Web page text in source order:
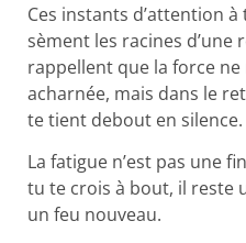
Ces instants d’attention
sèment les racines d’une
rappellent que la force
acharnée, mais dans le
te tient debout en silence.
La fatigue n’est pas une
tu te crois à bout, il reste
un feu nouveau.